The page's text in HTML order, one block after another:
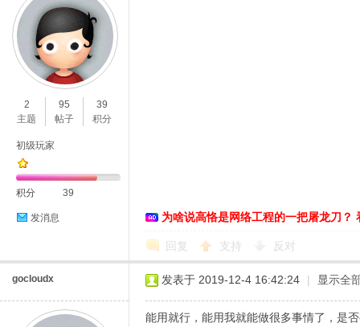
2
主题
95
帖子
39
积分
初级玩家
积分 39
发消息 为啥说高恪是网络工程的一把屠龙刀？
回复 支持 反对
gocloudx 发表于 2019-12-4 16:42:24 | 显示全
能用就行，能用我就能做很多事情了，是